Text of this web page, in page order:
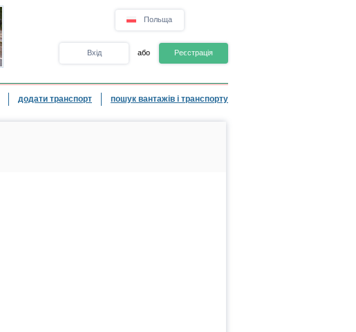
Польща
Вхід або Реєстрація
додати транспорт пошук вантажів і транспорту